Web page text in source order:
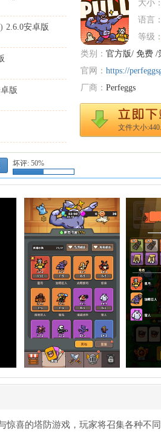
大小：
语言：
等级：
类别： 官方版/ 免费 /
官网： https://
厂商： Perfeggs
文件大小
坏评: 50%
2.6.0安卓版
版
安卓版
卓版
26 - My
惊喜的塔防游戏，玩家将召集各种不